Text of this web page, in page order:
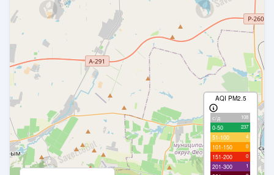
AQI PM2.5
с/д 108
0-50 237
51-100 4
101-150 0
151-200 0
201-300 1